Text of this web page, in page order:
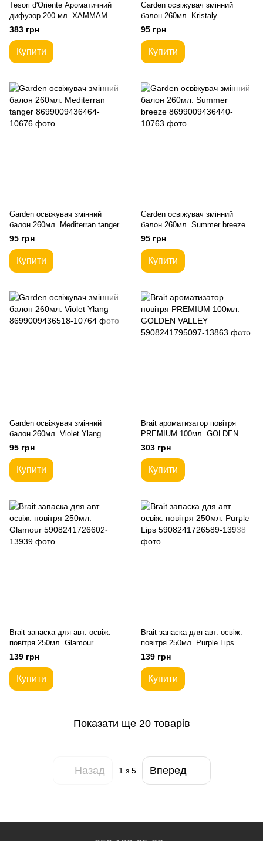
Tesori d'Oriente Ароматичний
дифузор 200 мл. ХАММАМ
383 грн
Купити
Garden освіжувач змінний
балон 260мл. Kristaly
95 грн
Купити
Garden освіжувач змінний
балон 260мл. Mediterran tanger
95 грн
Купити
Garden освіжувач змінний
балон 260мл. Summer breeze
95 грн
Купити
Garden освіжувач змінний
балон 260мл. Violet Ylang
95 грн
Купити
Brait ароматизатор повітря
PREMIUM 100мл. GOLDEN
VALLEY
303 грн
Купити
Brait запаска для авт. освіж.
повітря 250мл. Glamour
139 грн
Купити
Brait запаска для авт. освіж.
повітря 250мл. Purple Lips
139 грн
Купити
Показати ще 20 товарів
Назад 1 з 5 Вперед